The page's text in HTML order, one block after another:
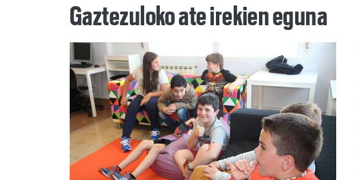
Gaztezuloko ate irekien eguna